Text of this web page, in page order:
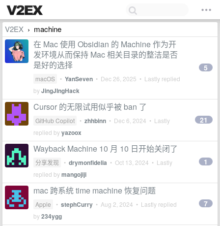
V2EX › machine
在 Mac 使用 Obsidian 的 Machine 作为开
发环境从而保持 Mac 相关目录的整洁是否
是好的选择
macOS • YanSeven • Dec 26, 2025 • Lastly replied
byJingJIngHack
5
Cursor 的无限试用似乎被 ban 了
GitHub Copilot • zhhbinn • Dec 6, 2024 • Lastly
replied byyazoox
21
Wayback Machine 10 月 10 日开始关闭了
分享发现 • drymonfidelia • Oct 13, 2024 • Lastly
replied bymangojiji
1
mac 跨系统 time machine 恢复问题
Apple • stephCurry • Aug 2, 2024 • Lastly replied
by234ygg
7